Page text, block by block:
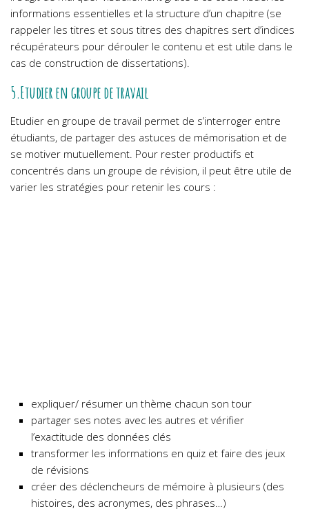
informations essentielles et la structure d’un chapitre (se
rappeler les titres et sous titres des chapitres sert d’indices
récupérateurs pour dérouler le contenu et est utile dans le
cas de construction de dissertations).
5.Etudier en groupe de travail
Etudier en groupe de travail permet de s’interroger entre
étudiants, de partager des astuces de mémorisation et de
se motiver mutuellement. Pour rester productifs et
concentrés dans un groupe de révision, il peut être utile de
varier les stratégies pour retenir les cours :
expliquer/ résumer un thème chacun son tour
partager ses notes avec les autres et vérifier
l’exactitude des données clés
transformer les informations en quiz et faire des jeux
de révisions
créer des déclencheurs de mémoire à plusieurs (des
histoires, des acronymes, des phrases…)